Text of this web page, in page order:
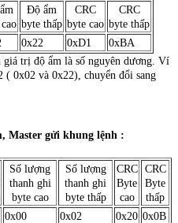
Độ ẩm
byte thấp
CRC
byte cao
CRC
byte thấp
0x22 0xD1
0xBA
trị độ ẩm là số nguyên dương. Ví
0x02 và 0x22), chuyển đổi sang
Master gửi khung lệnh :
Số lượng
thanh ghi
byte cao
Số lượng
thanh ghi
byte thấp
CRC
Byte
cao
CRC
Byte
thấp
0x00 0x02 0x20 0x0B